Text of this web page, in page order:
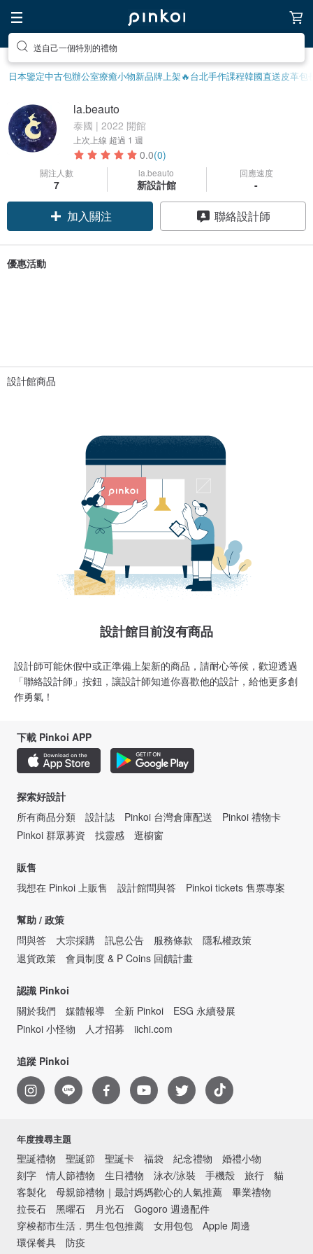
送自己一個特別的禮物
日本鑒定中古包辦公室療癒小物新品牌上架🔥台北手作課程韓國直送皮革包
la.beauto
泰國 | 2022 開館
上次上線 超過 1 週
0.0(0)
關注人數
7
la.beauto
新設計館
回應速度
-
加入關注 聯絡設計師
優惠活動
設計館商品
設計館目前沒有商品
設計師可能休假中或正準備上架新的商品，請耐心等候，歡迎透過
「聯絡設計師」按鈕，讓設計師知道你喜歡他的設計，給他更多創
作勇氣！
下載 Pinkoi APP
探索好設計
所有商品分類
設計誌 Pinkoi 台灣倉庫配送
Pinkoi 禮物卡
Pinkoi 群眾募資
找靈感 逛櫥窗
販售
我想在 Pinkoi 上販售
設計館問與答 Pinkoi tickets 售票專案
幫助 / 政策
問與答
大宗採購 訊息公告 服務條款
隱私權政策
退貨政策
會員制度 & P Coins 回饋計畫
認識 Pinkoi
關於我們
媒體報導 全新 Pinkoi
ESG 永續發展
Pinkoi 小怪物
人才招募 iichi.com
追蹤 Pinkoi
年度搜尋主題
聖誕禮物 聖誕節 聖誕卡 福袋 紀念禮物
婚禮小物
刻字
情人節禮物 生日禮物 泳衣/泳裝 手機殼 旅行
貓
客製化
母親節禮物｜最討媽媽歡心的人氣推薦
畢業禮物
拉長石
黑曜石 月光石
Gogoro 週邊配件
穿梭都市生活．男生包包推薦
女用包包
Apple 周邊
環保餐具
防疫